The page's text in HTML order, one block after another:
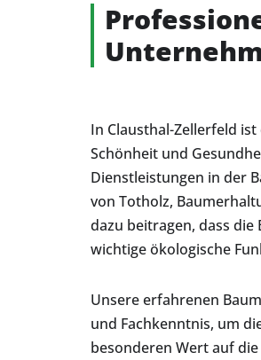
In Clausthal-Zellerfeld
Schönheit und
Dienstleistungen in der
von Totholz,
dazu beitragen, dass
wichtige ökologische
Unsere erfahrenen
und Fachkenntnis, um
besonderen Wert auf